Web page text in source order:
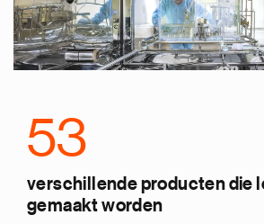
53
verschillende producten die
gemaakt worden